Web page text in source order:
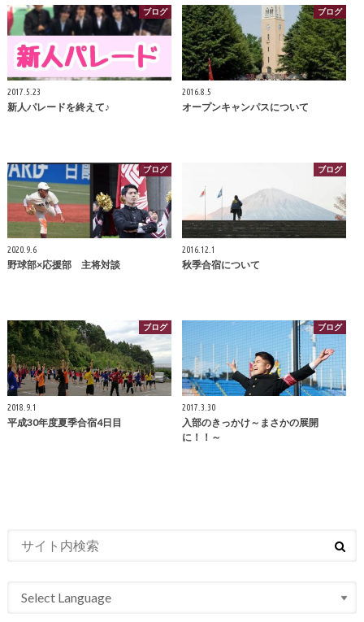
ブログ
2017.5.23
新人パレードを終えて♪
ブログ
2016.8.5
オープンキャンパスについて
ブログ
2020.9.6
野球部×応援部 主将対談
ブログ
2016.12.1
秋季合宿について
ブログ
2018.9.1
平成30年度夏季合宿4日目
ブログ
2017.3.30
入部のきっかけ～まさかの展開
に！！～